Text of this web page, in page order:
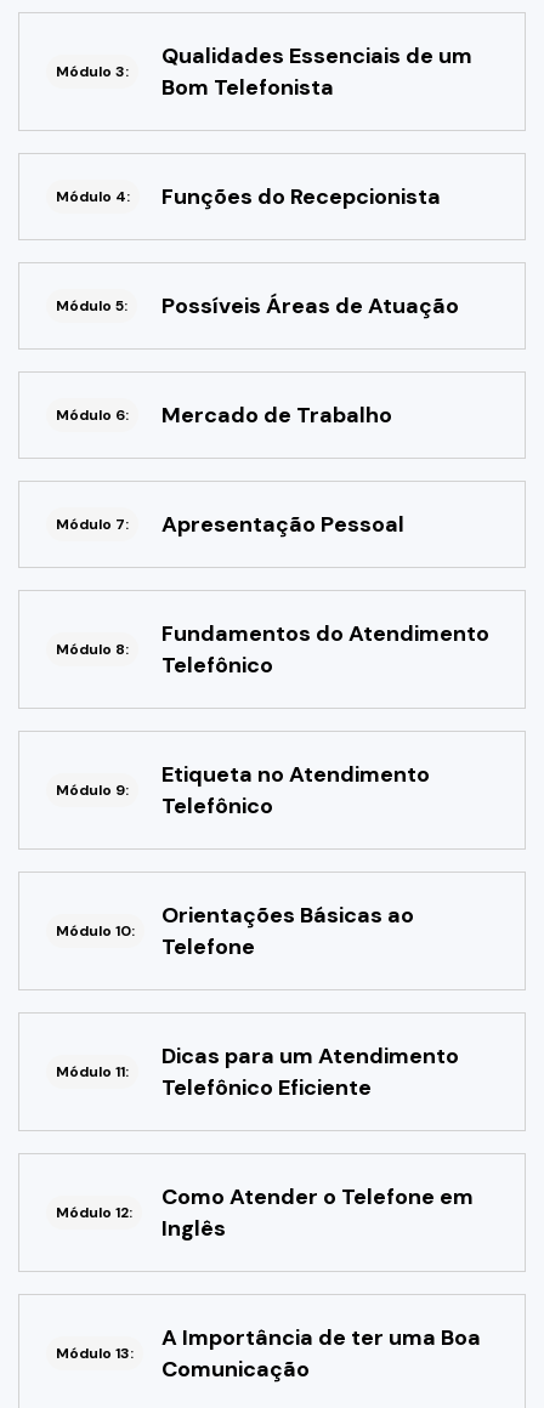
Módulo 3:
Qualidades Essenciais de um
Bom Telefonista
Módulo 4: Funções do Recepcionista
Módulo 5: Possíveis Áreas de Atuação
Módulo 6: Mercado de Trabalho
Módulo 7: Apresentação Pessoal
Módulo 8:
Fundamentos do Atendimento
Telefônico
Módulo 9:
Etiqueta no Atendimento
Telefônico
Módulo 10:
Orientações Básicas ao
Telefone
Módulo 11:
Dicas para um Atendimento
Telefônico Eficiente
Módulo 12:
Como Atender o Telefone em
Inglês
Módulo 13:
A Importância de ter uma Boa
Comunicação